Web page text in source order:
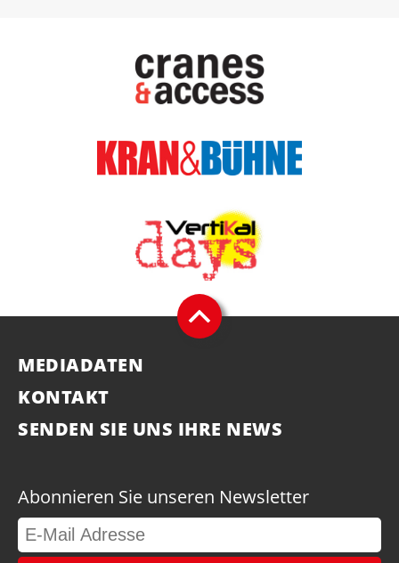
MEDIADATEN
KONTAKT
SENDEN SIE UNS IHRE NEWS
Abonnieren Sie unseren Newsletter